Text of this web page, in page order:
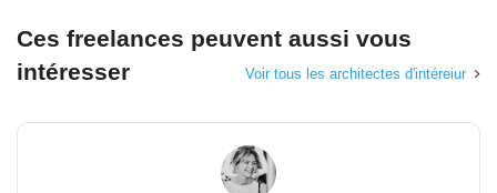
Ces freelances peuvent aussi vous
intéresser
Voir tous les architectes d'intéreiur